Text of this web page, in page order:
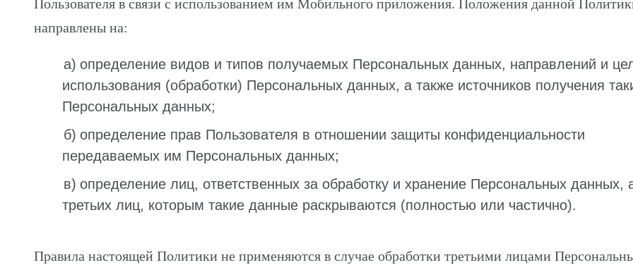
Пользователя в связи с использованием им Мобильного приложения. Положения данной
направлены на:
определение видов и типов получаемых Персональных данных, направлений и
использования (обработки) Персональных данных, а также источников получения
Персональных данных;
определение прав Пользователя в отношении защиты конфиденциальности
передаваемых им Персональных данных;
определение лиц, ответственных за обработку и хранение Персональных данных,
третьих лиц, которым такие данные раскрываются (полностью или частично).
Правила настоящей Политики не применяются в случае обработки третьими лицами